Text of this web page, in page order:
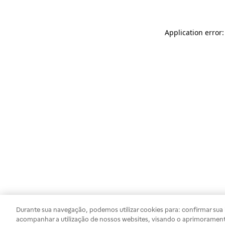
Application
Durante sua navegação, podemos utilizar cookies para: confirmar
acompanhar a utilização de nossos websites, visando o